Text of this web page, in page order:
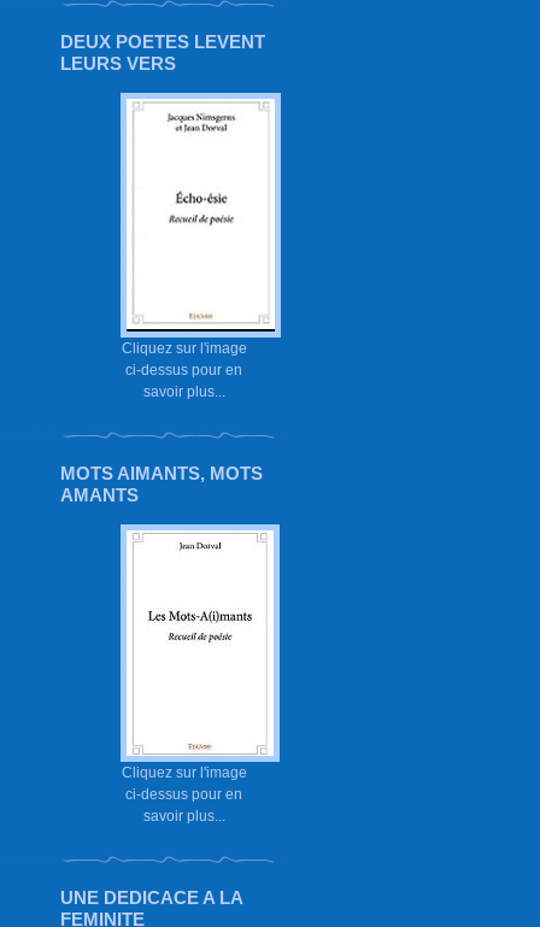
DEUX POETES LEVENT
LEURS VERS
Cliquez sur l'image
ci-dessus pour en
savoir plus...
MOTS AIMANTS, MOTS
AMANTS
Cliquez sur l'image
ci-dessus pour en
savoir plus...
UNE DEDICACE A LA
FEMINITE